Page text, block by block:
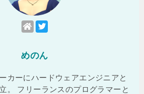
めのん
カーにハードウェアエンジニアと
。 フリーランスのプログラマーと